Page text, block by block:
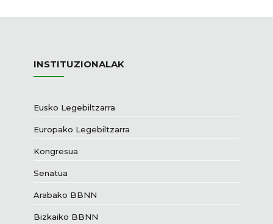
INSTITUZIONALAK
Eusko Legebiltzarra
Europako Legebiltzarra
Kongresua
Senatua
Arabako BBNN
Bizkaiko BBNN